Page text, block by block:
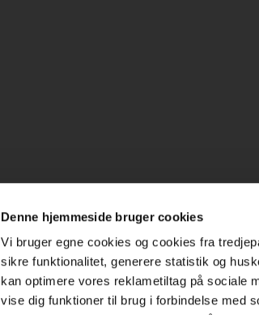
Denne hjemmeside bruger cookies
Vi bruger egne cookies og cookies fra
sikre funktionalitet, generere statistik og
kan optimere vores reklametiltag på sociale
vise dig funktioner til brug i forbindelse med